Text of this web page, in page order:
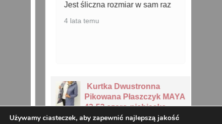
Jest śliczna rozmiar w sam raz
4 lata temu
Kurtka Dwustronna
Pikowana Płaszczyk MAYA
42-52 szaro-niebieska
Używamy ciasteczek, aby zapewnić najlepszą jakość